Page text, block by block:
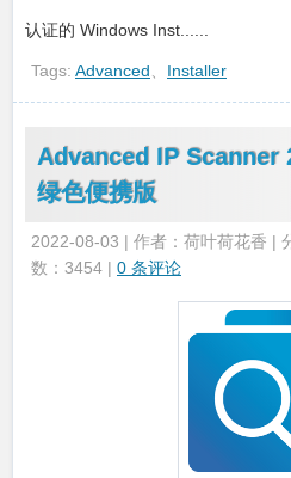
认证的 Windows Inst......
Tags: Advanced Installer
Advanced IP Scanner
绿色便携版
2022-08-03 | 作者：荷叶荷花香 |
数：3454 | 0 条评论